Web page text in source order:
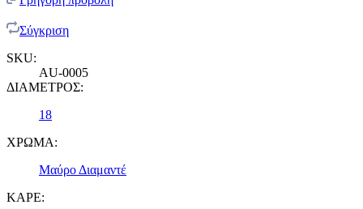
Σύγκριση
SKU:
AU-0005
ΔΙΑΜΕΤΡΟΣ:
18
ΧΡΩΜΑ:
Μαύρο Διαμαντέ
ΚΑΡΕ: